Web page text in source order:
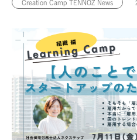
Creation Camp TENNOZ News